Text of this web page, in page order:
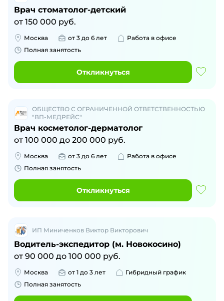
Врач стоматолог-детский
от 150 000 руб.
Москва от 3 до 6 лет
Работа в офисе
Полная занятость
Откликнуться
ОБЩЕСТВО С ОГРАНИЧЕННОЙ ОТВЕТСТВЕННОСТЬЮ
"ВП-МЕДРЕЙС"
Врач косметолог-дерматолог
от 100 000 до 200 000 руб.
Москва от 3 до 6 лет
Работа в офисе
Полная занятость
Откликнуться
ИП Миниченков Виктор Викторович
Водитель-экспедитор (м. Новокосино)
от 90 000 до 100 000 руб.
Москва от 1 до 3 лет
Гибридный график
Полная занятость